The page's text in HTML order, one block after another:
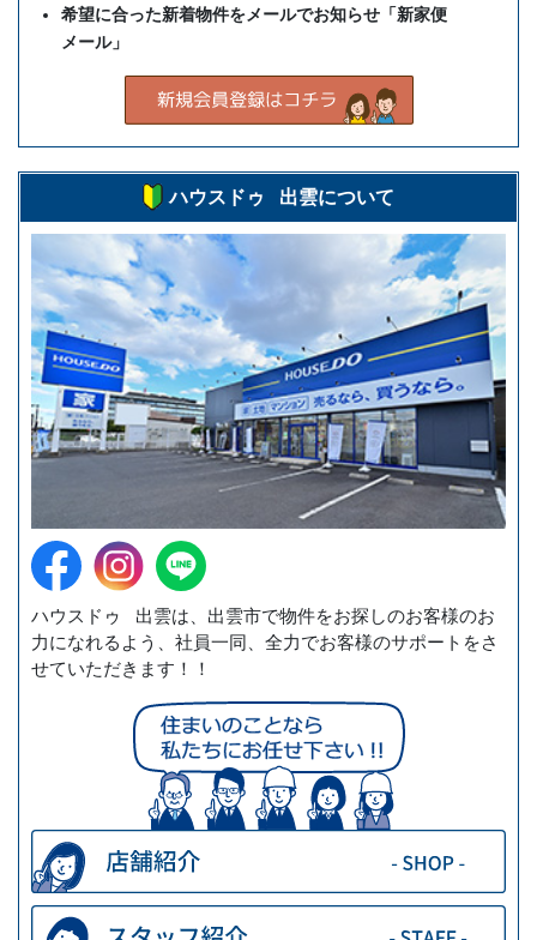
希望に合った新着物件をメールでお知らせ「新家便
メール」
ハウスドゥ 出雲について
ハウスドゥ 出雲は、出雲市で物件をお探しのお客様のお
力になれるよう、社員一同、全力でお客様のサポートをさ
せていただきます！！